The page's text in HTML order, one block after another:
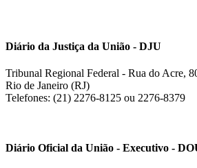
Diário da Justiça da União - DJU
Tribunal Regional Federal - Rua do Acre,
Rio de Janeiro (RJ)
Telefones: (21) 2276-8125 ou 2276-8379
Diário Oficial da União - Executivo -